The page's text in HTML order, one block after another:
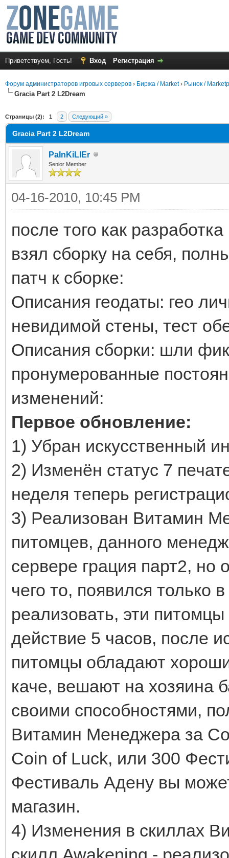
Приветствуем, Гость! Вход Регистрация
Форум администраторов игровых серверов › Биржа / Market› Рынок /
Gracia Part 2 L2Dream
Страницы (2): 1 2 Следующий »
Gracia Part 2 L2Dream
PaInKiLlEr
Senior Member
04-16-2010, 10:45 PM
после того как
взял сборку на себя,
патч к сборке:
Описания геодаты: гео
невидимой стены, тест
Описания сборки: шли
пронумерованные
изменений:
Первое обновление:
1) Убран искусственный
2) Изменён статус 7
неделя теперь
3) Реализован Витамин
питомцев, данного
сервере грация парт2, но
чего то, появился только
реализовать, эти
действие 5 часов, после
питомцы обладают
каче, вешают на хозяина
своими способностями,
Витамин Менеджера за
Coin of Luck, или 300
Фестиваль Адену вы
магазин.
4) Изменения в скиллах